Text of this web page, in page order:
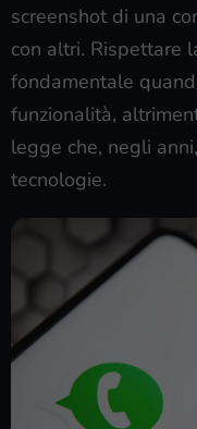
screenshot di una
con altri. Rispettare
fondamentale
funzionalità,
legge che, negli
tecnologie.